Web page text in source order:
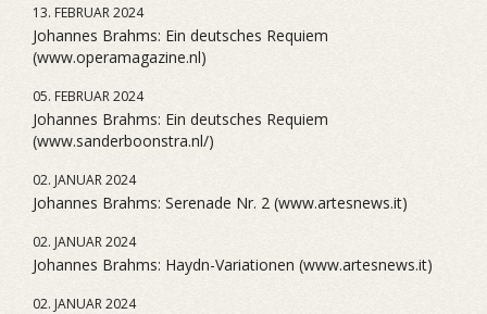
13. FEBRUAR 2024
Johannes Brahms: Ein deutsches Requiem
(www.operamagazine.nl)
05. FEBRUAR 2024
Johannes Brahms: Ein deutsches Requiem
(www.sanderboonstra.nl/)
02. JANUAR 2024
Johannes Brahms: Serenade Nr. 2 (www.artesnews.it)
02. JANUAR 2024
Johannes Brahms: Haydn-Variationen (www.artesnews.it)
02. JANUAR 2024